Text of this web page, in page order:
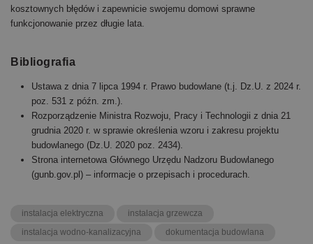
kosztownych błędów i zapewnicie swojemu domowi sprawne
funkcjonowanie przez długie lata.
Bibliografia
Ustawa z dnia 7 lipca 1994 r. Prawo budowlane (t.j. Dz.U. z 2024 r.
poz. 531 z późn. zm.).
Rozporządzenie Ministra Rozwoju, Pracy i Technologii z dnia 21
grudnia 2020 r. w sprawie określenia wzoru i zakresu projektu
budowlanego (Dz.U. 2020 poz. 2434).
Strona internetowa Głównego Urzędu Nadzoru Budowlanego
(gunb.gov.pl) – informacje o przepisach i procedurach.
instalacja elektryczna
instalacja grzewcza
instalacja wodno-kanalizacyjna
dokumentacja budowlana